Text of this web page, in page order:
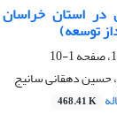
در استان
توسعه)
1-10
حسین دهقانی سانیج
468.41 K